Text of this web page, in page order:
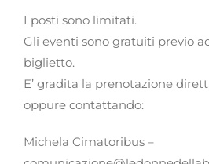
I posti sono limitati.
Gli eventi sono gratuiti previo
biglietto.
E’ gradita la prenotazione
oppure contattando:
Michela Cimatoribus –